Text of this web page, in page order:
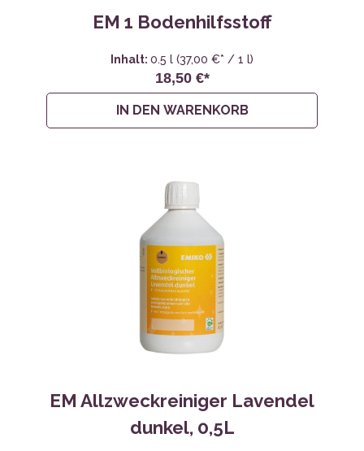
EM 1 Bodenhilfsstoff
Inhalt: 0.5 l (37,00 €* / 1 l)
18,50 €*
IN DEN WARENKORB
EM Allzweckreiniger Lavendel
dunkel, 0,5L